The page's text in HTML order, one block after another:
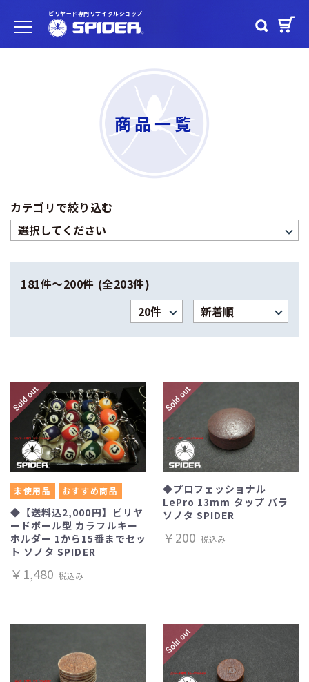
ビリヤード専門リサイクルショップ
商品一覧
カテゴリで絞り込む
181件〜200件 (全203件)
未使用品 おすすめ商品
◆【送料込2,000円】ビリヤ
ードボール型 カラフルキー
ホルダー 1から15番までセッ
ト ソノタ SPIDER
￥1,480 税込み
◆プロフェッショナル
LePro 13mm タップ バラ
ソノタ SPIDER
￥200 税込み